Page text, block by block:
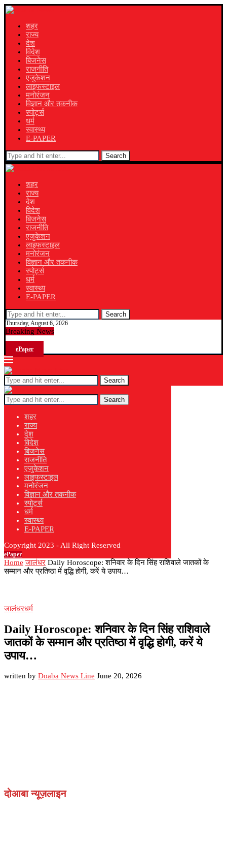
शहर
राज्य
देश
विदेश
बिजनेस
राजनीति
एजुकेशन
लाइफस्टाइल
मनोरंजन
विज्ञान और तकनीक
स्पोर्ट्स
धर्म
स्वास्थ्य
E-PAPER
Search
शहर
राज्य
देश
विदेश
बिजनेस
राजनीति
एजुकेशन
लाइफस्टाइल
मनोरंजन
विज्ञान और तकनीक
स्पोर्ट्स
धर्म
स्वास्थ्य
E-PAPER
Search
Thursday, August 6, 2026
Breaking News
ePaper
Search
Search
शहर
राज्य
देश
विदेश
बिजनेस
राजनीति
एजुकेशन
लाइफस्टाइल
मनोरंजन
विज्ञान और तकनीक
स्पोर्ट्स
धर्म
स्वास्थ्य
E-PAPER
Copyright 2023 - All Right Reserved
ePaper
Home जालंधर Daily Horoscope: शनिवार के दिन सिंह राशिवाले जातकों के
सम्मान और प्रतिष्ठा में वृद्धि होगी, करें ये उपाय…
जालंधरधर्म
Daily Horoscope: शनिवार के दिन सिंह राशिवाले
जातकों के सम्मान और प्रतिष्ठा में वृद्धि होगी, करें ये
उपाय…
written by Doaba News Line June 20, 2026
दोआबा न्यूज़लाइन